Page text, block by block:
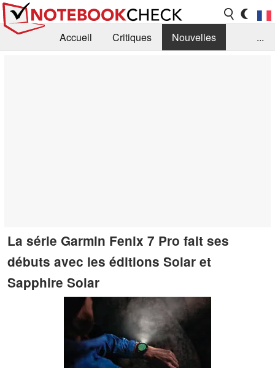
Accueil Critiques
Nouvelles
...
La série Garmin Fenix 7 Pro fait ses
débuts avec les éditions Solar et
Sapphire Solar